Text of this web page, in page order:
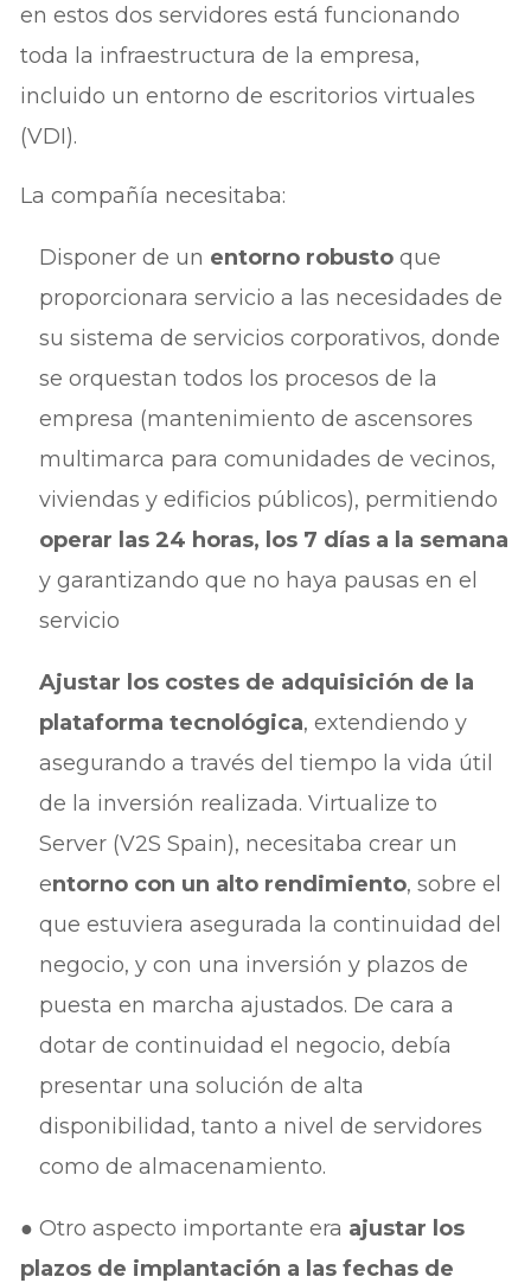
en estos dos servidores está funcionando
toda la infraestructura de la empresa,
incluido un entorno de escritorios virtuales
(VDI).
La compañía necesitaba:
Disponer de un entorno robusto que
proporcionara servicio a las necesidades de
su sistema de servicios corporativos, donde
se orquestan todos los procesos de la
empresa (mantenimiento de ascensores
multimarca para comunidades de vecinos,
viviendas y edificios públicos), permitiendo
operar las 24 horas, los 7 días a la semana
y garantizando que no haya pausas en el
servicio
Ajustar los costes de adquisición de la
plataforma tecnológica, extendiendo y
asegurando a través del tiempo la vida útil
de la inversión realizada. Virtualize to
Server (V2S Spain), necesitaba crear un
entorno con un alto rendimiento, sobre el
que estuviera asegurada la continuidad del
negocio, y con una inversión y plazos de
puesta en marcha ajustados. De cara a
dotar de continuidad el negocio, debía
presentar una solución de alta
disponibilidad, tanto a nivel de servidores
como de almacenamiento.
● Otro aspecto importante era ajustar los
plazos de implantación a las fechas de